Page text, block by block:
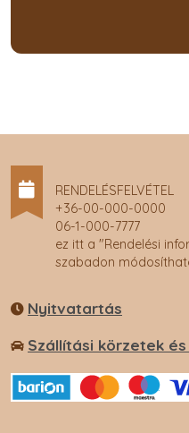
RENDELÉSFELVÉTEL
+36-00-000-0000
06-1-000-7777
ez itt a "Rendelési
szabadon
Nyitvatartás
Szállítási körzetek